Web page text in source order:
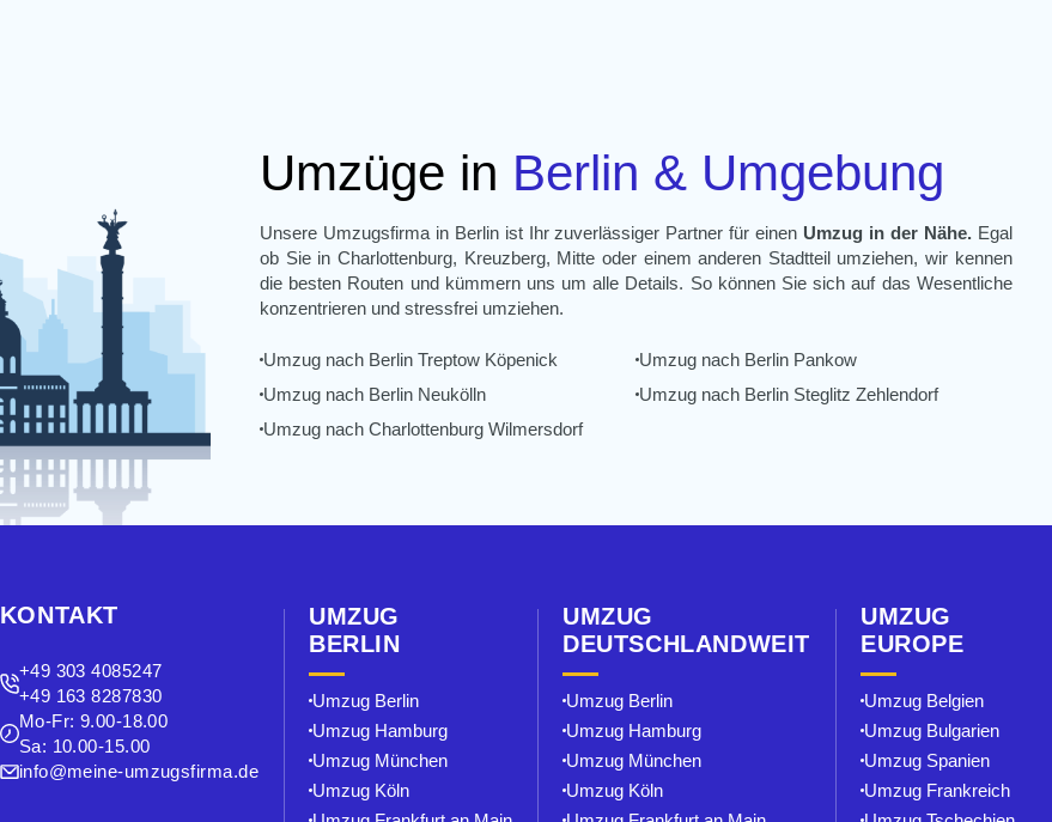
Umzüge in Berlin & Umgebung
Unsere Umzugsfirma in Berlin ist Ihr zuverlässiger Partner für einen Umzug in der Nähe.Egal
ob Sie in Charlottenburg, Kreuzberg, Mitte oder einem anderen Stadtteil umziehen, wir kennen
die besten Routen und kümmern uns um alle Details. So können Sie sich auf das Wesentliche
konzentrieren und stressfrei umziehen.
Umzug nach Berlin Treptow Köpenick
Umzug nach Berlin Neukölln
Umzug nach Charlottenburg Wilmersdorf
Umzug nach Berlin Pankow
Umzug nach Berlin Steglitz Zehlendorf
KONTAKT
+49 303 4085247
+49 163 8287830
Mo-Fr: 9.00-18.00
Sa: 10.00-15.00
info@meine-umzugsfirma.de
UMZUG
BERLIN
Umzug Berlin⁠
Umzug Hamburg
Umzug München
Umzug Köln
UMZUG
DEUTSCHLANDWEIT
Umzug Berlin⁠
Umzug Hamburg
Umzug München
Umzug Köln
UMZUG
EUROPE
Umzug Belgien
Umzug Bulgarien
Umzug Spanien
Umzug Frankreich